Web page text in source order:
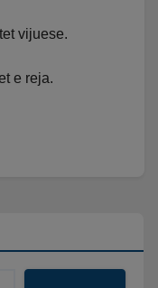
vijuese.
e reja.